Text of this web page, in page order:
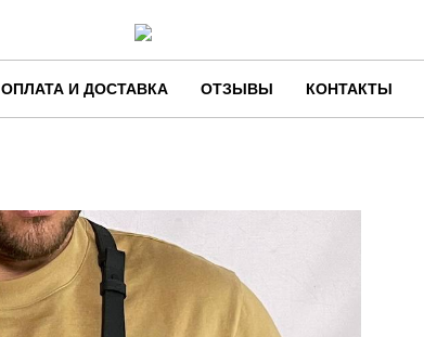
ОПЛАТА И ДОСТАВКА ОТЗЫВЫ КОНТАКТЫ